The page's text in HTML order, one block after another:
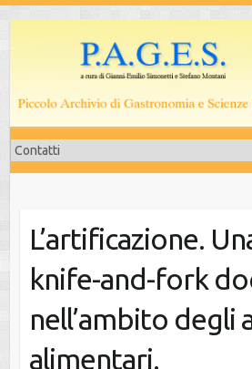
L’artificazione.
knife-and-fork
nell’ambito degli
alimentari.